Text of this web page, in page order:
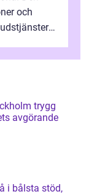
och
trygg
avgörande
stöd,